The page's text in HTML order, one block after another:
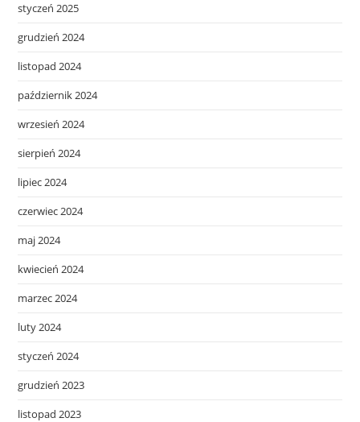
styczeń 2025
grudzień 2024
listopad 2024
październik 2024
wrzesień 2024
sierpień 2024
lipiec 2024
czerwiec 2024
maj 2024
kwiecień 2024
marzec 2024
luty 2024
styczeń 2024
grudzień 2023
listopad 2023